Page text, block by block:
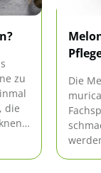
zu
die
Die